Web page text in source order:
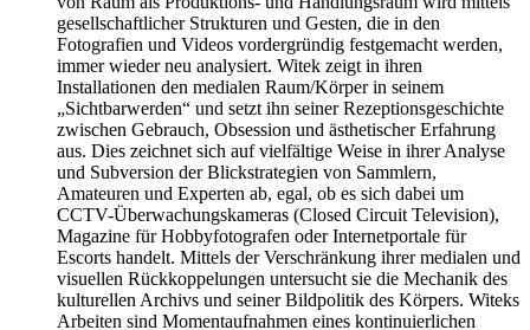
gesellschaftlicher Strukturen und Gesten, die in den
Fotografien und Videos vordergründig festgemacht werden,
immer wieder neu analysiert. Witek zeigt in ihren
Installationen den medialen Raum/Körper in seinem
„Sichtbarwerden“ und setzt ihn seiner Rezeptionsgeschichte
zwischen Gebrauch, Obsession und ästhetischer Erfahrung
aus. Dies zeichnet sich auf vielfältige Weise in ihrer Analyse
und Subversion der Blickstrategien von Sammlern,
Amateuren und Experten ab, egal, ob es sich dabei um
CCTV-Überwachungskameras (Closed Circuit Television),
Magazine für Hobbyfotografen oder Internetportale für
Escorts handelt. Mittels der Verschränkung ihrer medialen und
visuellen Rückkoppelungen untersucht sie die Mechanik des
kulturellen Archivs und seiner Bildpolitik des Körpers. Witeks
Arbeiten sind Momentaufnahmen eines kontinuierlichen